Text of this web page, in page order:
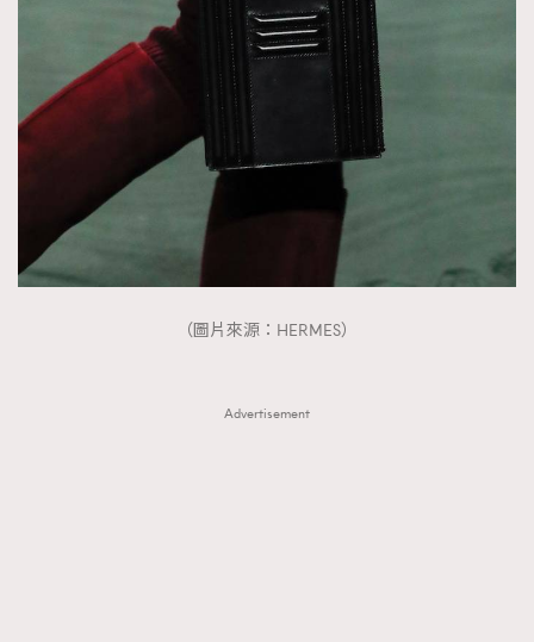
（圖片來源：HERMES）
Advertisement